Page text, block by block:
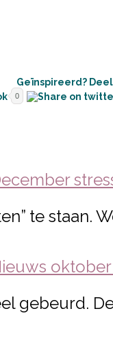
Geïnspireerd?
0
te staan.
oktober
gebeurd.